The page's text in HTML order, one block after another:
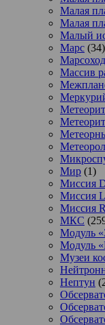
Малая
Малая
Малый
Марс (34)
Массив
Мир (1)
Миссия
Миссия
Миссия
МКС
Модуль
Модуль
Музеи
Нептун